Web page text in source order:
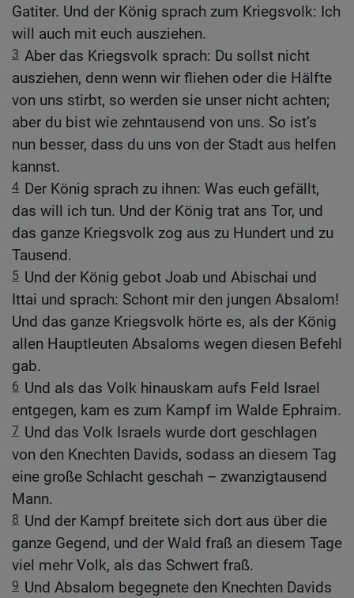
Gatiter. Und der König sprach zum Kriegsvolk: Ich
will auch mit euch ausziehen.
3 Aber das Kriegsvolk sprach: Du sollst nicht
ausziehen, denn wenn wir fliehen oder die Hälfte
von uns stirbt, so werden sie unser nicht achten;
aber du bist wie zehntausend von uns. So ist’s
nun besser, dass du uns von der Stadt aus helfen
kannst.
4 Der König sprach zu ihnen: Was euch gefällt,
das will ich tun. Und der König trat ans Tor, und
das ganze Kriegsvolk zog aus zu Hundert und zu
Tausend.
5 Und der König gebot Joab und Abischai und
Ittai und sprach: Schont mir den jungen Absalom!
Und das ganze Kriegsvolk hörte es, als der König
allen Hauptleuten Absaloms wegen diesen Befehl
gab.
6 Und als das Volk hinauskam aufs Feld Israel
entgegen, kam es zum Kampf im Walde Ephraim.
7 Und das Volk Israels wurde dort geschlagen
von den Knechten Davids, sodass an diesem Tag
eine große Schlacht geschah – zwanzigtausend
Mann.
8 Und der Kampf breitete sich dort aus über die
ganze Gegend, und der Wald fraß an diesem Tage
viel mehr Volk, als das Schwert fraß.
9 Und Absalom begegnete den Knechten Davids